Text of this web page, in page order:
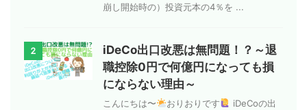
崩し開始時の）投資元本の4％を ...
2
iDeCo出口改悪は無問題！？～退
職控除0円で何億円になっても損
にならない理由～
こんにちは〜 おりおりです
iDeCoの出